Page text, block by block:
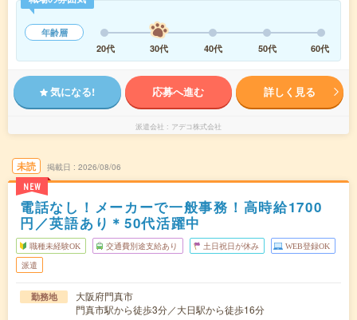
年齢層
20代
30代 40代 50代 60代
気になる! 応募へ進む 詳しく見る
派遣会社 アデコ株式会社
未読
NEW
掲載日 2026/08/06
電話なし！メーカーで一般事務！高時給1700
円／英語あり＊50代活躍中
職種未経験OK 交通費別途支給あり 土日祝日が休み WEB登録OK
派遣
勤務地
大阪府門真市
門真市駅から徒歩3分／大日駅から徒歩16分